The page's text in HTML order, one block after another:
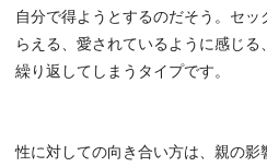
自分で得ようとするのだそう。セ
らえる、愛されているように感じ
繰り返してしまうタイプです。
性に対しての向き合い方は、親の影